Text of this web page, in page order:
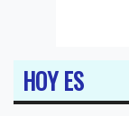
HOY ES